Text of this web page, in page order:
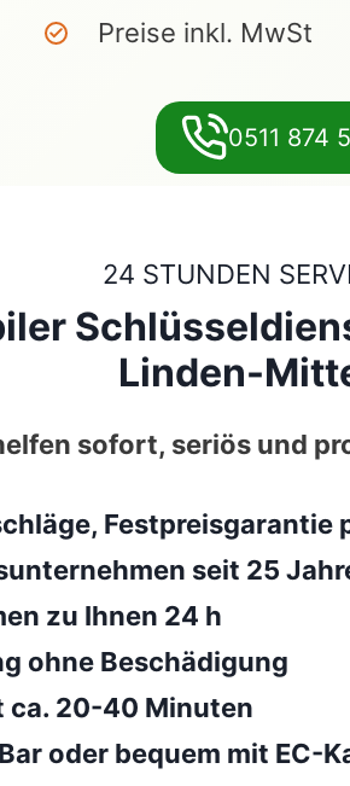
Preise inkl. MwSt
0511 874
24 STUNDEN
Linden-
sofort, seriös und
Festpreisgarantie
seit 25
zu Ihnen 24 h
ohne Beschädigung
ca. 20-40 Minuten
oder bequem mit EC-